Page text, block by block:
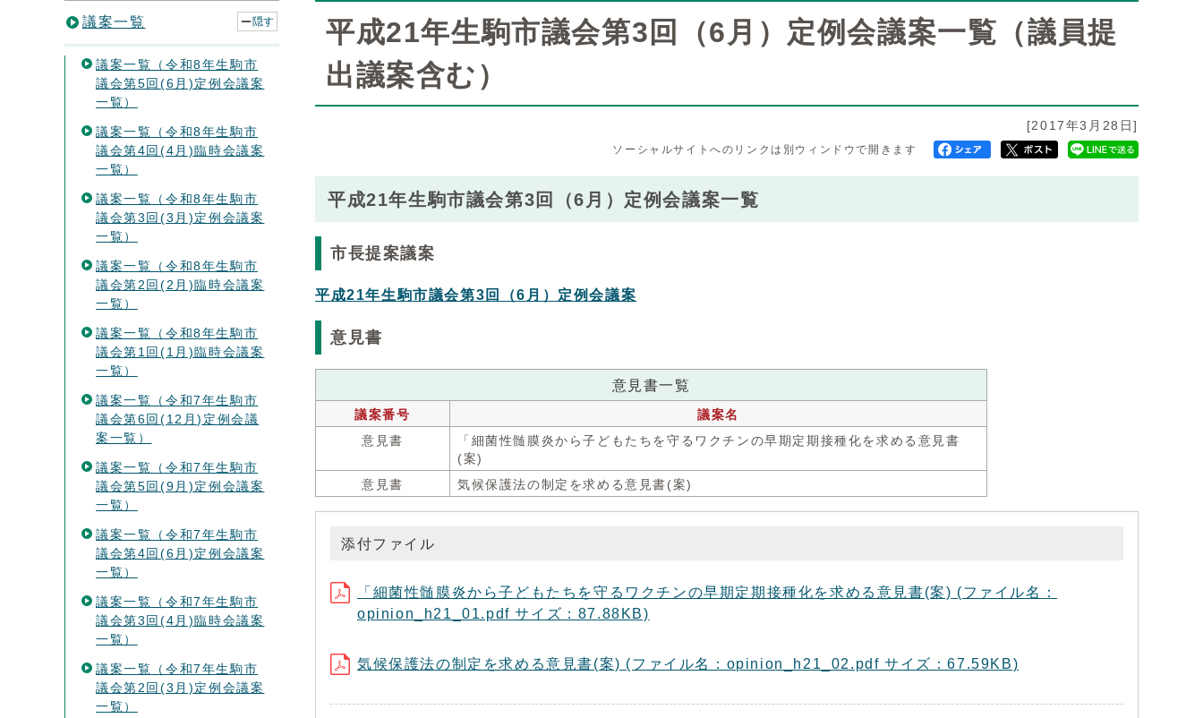
平成21年生駒市議会第3回（6月）定例会議案一覧（議員提
出議案含む）
[2017年3月28日]
ソーシャルサイトへのリンクは別ウィンドウで開きます
平成21年生駒市議会第3回（6月）定例会議案一覧
市長提案議案
平成21年生駒市議会第3回（6月）定例会議案
意見書
意見書一覧
議案番号
議案名
意見書
「細菌性髄膜炎から子どもたちを守るワクチンの早期定期接種化を求める意見書
(案)
意見書
気候保護法の制定を求める意見書(案)
添付ファイル
「細菌性髄膜炎から子どもたちを守るワクチンの早期定期接種化を求める意見書(案) (ファイル名：
opinion_h21_01.pdf サイズ：87.88KB)
気候保護法の制定を求める意見書(案) (ファイル名：opinion_h21_02.pdf サイズ：67.59KB)
議案一覧 隠す
議案一覧（令和8年生駒市
議会第5回(6月)定例会議案
一覧）
議案一覧（令和8年生駒市
議会第4回(4月)臨時会議案
一覧）
議案一覧（令和8年生駒市
議会第3回(3月)定例会議案
一覧）
議案一覧（令和8年生駒市
議会第2回(2月)臨時会議案
一覧）
議案一覧（令和8年生駒市
議会第1回(1月)臨時会議案
一覧）
議案一覧（令和7年生駒市
議会第6回(12月)定例会議
案一覧）
議案一覧（令和7年生駒市
議会第5回(9月)定例会議案
一覧）
議案一覧（令和7年生駒市
議会第4回(6月)定例会議案
一覧）
議案一覧（令和7年生駒市
議会第3回(4月)臨時会議案
一覧）
議案一覧（令和7年生駒市
議会第2回(3月)定例会議案
一覧）